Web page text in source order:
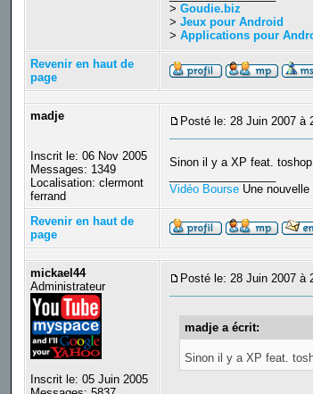
> Goudie.biz
> Jeux pour Android
> Applications pour
Revenir en haut de
page
madje
Inscrit le: 06 Nov 2005
Messages: 1349
Localisation: clermont
ferrand
Posté le: 28 Juin 2007 à
Sinon il y a XP feat.
Vidéo BourseUne nouvelle
Revenir en haut de
page
mickael44
Administrateur
Inscrit le: 05 Juin 2005
Posté le: 28 Juin 2007 à
madje a écrit:
Sinon il y a XP feat.